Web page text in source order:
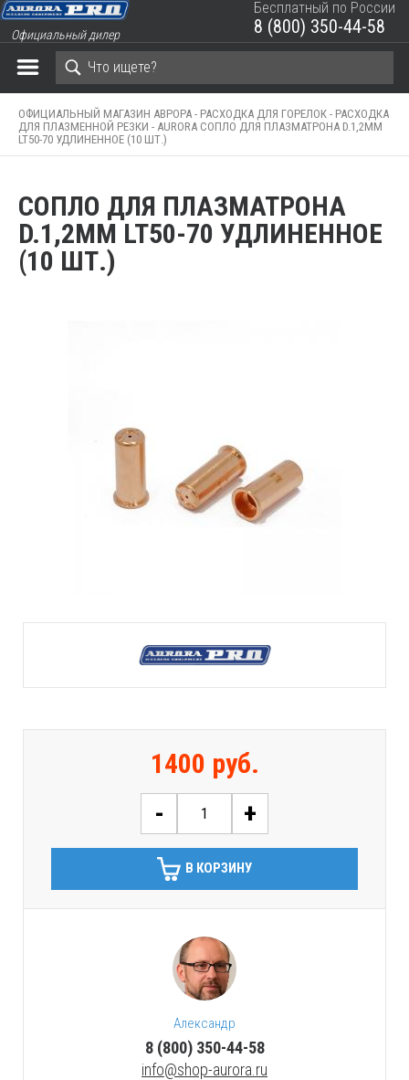
Официальный дилер
Бесплатный по России
8 (800) 350-44-58
ОФИЦИАЛЬНЫЙ МАГАЗИН АВРОРА - РАСХОДКА ДЛЯ ГОРЕЛОК - РАСХОДКА
ДЛЯ ПЛАЗМЕННОЙ РЕЗКИ - AURORA СОПЛО ДЛЯ ПЛАЗМАТРОНА D.1,2MM
LT50-70 УДЛИНЕННОЕ (10 ШТ.)
СОПЛО ДЛЯ ПЛАЗМАТРОНА
D.1,2MM LT50-70 УДЛИНЕННОЕ
(10 ШТ.)
1400 руб.
-
+
В КОРЗИНУ
Александр
8 (800) 350-44-58
info@shop-aurora.ru
ЗАКРЫТЬ КОРЗИНУ